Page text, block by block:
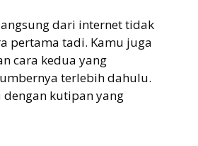
dari internet tidak
pertama tadi. Kamu juga
cara kedua yang
terlebih dahulu.
kutipan yang